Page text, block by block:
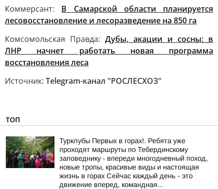
Коммерсант: В Самарской области планируется
лесовосстановление и лесоразведение на 850 га
Комсомольская Правда: Дубы, акации и сосны: в
ЛНР начнет работать новая программа
восстановления леса
Источник: Telegram-канал "РОСЛЕСХОЗ"
ТОП
Турклубы Первых в горах!. Ребята уже
проходят маршруты по Тебердинскому
заповеднику - впереди многодневный поход,
новые тропы, красивые виды и настоящая
жизнь в горах Сейчас каждый день - это
движение вперед, командная...